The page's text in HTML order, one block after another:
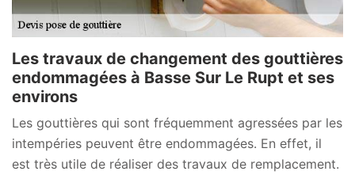
Les travaux de changement des gouttières
endommagées à Basse Sur Le Rupt et ses
environs
Les gouttières qui sont fréquemment agressées par les
intempéries peuvent être endommagées. En effet, il
est très utile de réaliser des travaux de remplacement.